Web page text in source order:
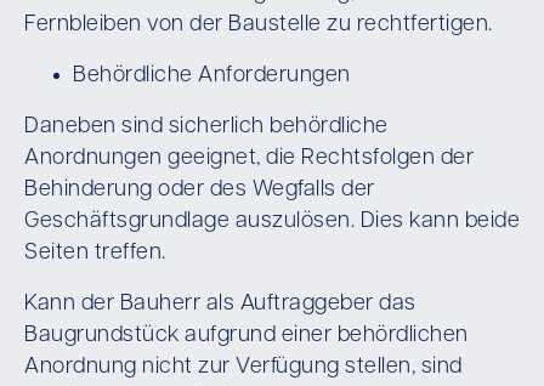
Fernbleiben von der Baustelle zu rechtfertigen.
Behördliche Anforderungen
Daneben sind sicherlich behördliche
Anordnungen geeignet, die Rechtsfolgen der
Behinderung oder des Wegfalls der
Geschäftsgrundlage auszulösen. Dies kann beide
Seiten treffen.
Kann der Bauherr als Auftraggeber das
Baugrundstück aufgrund einer behördlichen
Anordnung nicht zur Verfügung stellen, sind